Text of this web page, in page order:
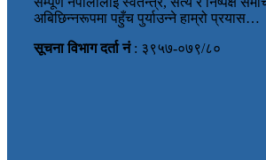
अबिछिन्नरूपमा पहुँच पुर्याउन्ने हाम्रो प्रयास…
सूचना विभाग दर्ता नं: ३९५७-०७९/८०